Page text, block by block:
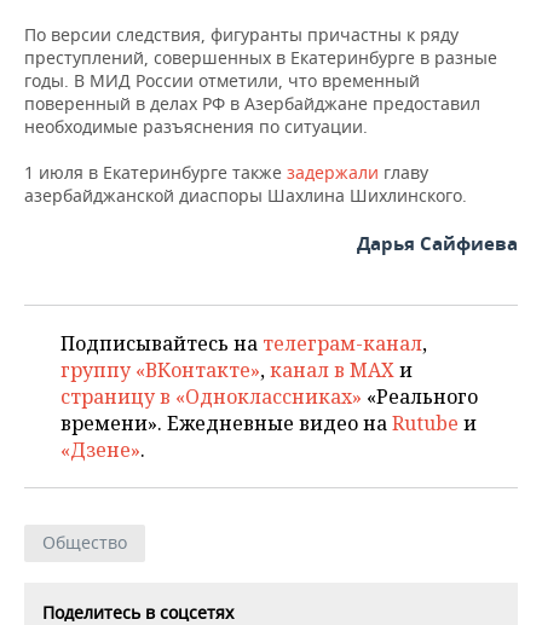
По версии следствия, фигуранты причастны к ряду
преступлений, совершенных в Екатеринбурге в разные
годы. В МИД России отметили, что временный
поверенный в делах РФ в Азербайджане предоставил
необходимые разъяснения по ситуации.
1 июля в Екатеринбурге также задержали главу
азербайджанской диаспоры Шахлина Шихлинского.
Дарья Сайфиева
Подписывайтесь на телеграм-канал,
группу «ВКонтакте»,канал в MAXи
страницу в «Одноклассниках» «Реального
времени». Ежедневные видео наRutube и
«Дзене».
Общество
Поделитесь в соцсетях